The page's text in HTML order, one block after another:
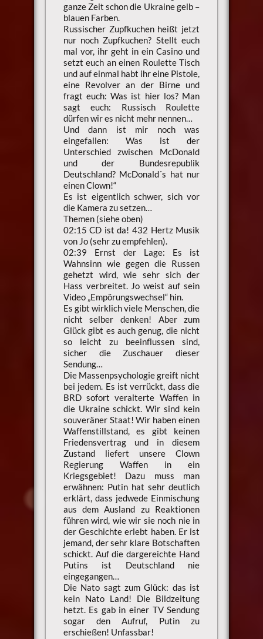
ganze Zeit schon die Ukraine gelb –
blauen Farben.
Russischer Zupfkuchen heißt jetzt
nur noch Zupfkuchen? Stellt euch
mal vor, ihr geht in ein Casino und
setzt euch an einen Roulette Tisch
und auf einmal habt ihr eine Pistole,
eine Revolver an der Birne und
fragt euch: Was ist hier los? Man
sagt euch: Russisch Roulette
dürfen wir es nicht mehr nennen…
Und dann ist mir noch was
eingefallen: Was ist der
Unterschied zwischen McDonald
und der Bundesrepublik
Deutschland? McDonald´s hat nur
einen Clown!“
Es ist eigentlich schwer, sich vor
die Kamera zu setzen…
Themen (siehe oben)
02:15 CD ist da! 432 Hertz Musik
von Jo (sehr zu empfehlen).
02:39 Ernst der Lage: Es ist
Wahnsinn wie gegen die Russen
gehetzt wird, wie sehr sich der
Hass verbreitet. Jo weist auf sein
Video „Empörungswechsel“ hin.
Es gibt wirklich viele Menschen, die
nicht selber denken! Aber zum
Glück gibt es auch genug, die nicht
so leicht zu beeinflussen sind,
sicher die Zuschauer dieser
Sendung…
Die Massenpsychologie greift nicht
bei jedem. Es ist verrückt, dass die
BRD sofort veralterte Waffen in
die Ukraine schickt. Wir sind kein
souveräner Staat! Wir haben einen
Waffenstillstand, es gibt keinen
Friedensvertrag und in diesem
Zustand liefert unsere Clown
Regierung Waffen in ein
Kriegsgebiet! Dazu muss man
erwähnen: Putin hat sehr deutlich
erklärt, dass jedwede Einmischung
aus dem Ausland zu Reaktionen
führen wird, wie wir sie noch nie in
der Geschichte erlebt haben. Er ist
jemand, der sehr klare Botschaften
schickt. Auf die dargereichte Hand
Putins ist Deutschland nie
eingegangen…
Die Nato sagt zum Glück: das ist
kein Nato Land! Die Bildzeitung
hetzt. Es gab in einer TV Sendung
sogar den Aufruf, Putin zu
erschießen! Unfassbar!